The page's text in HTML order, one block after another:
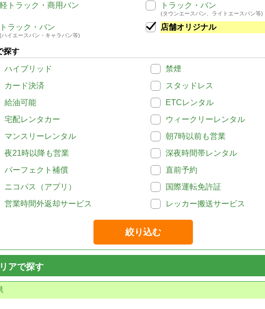
軽トラック・商用バン
トラック・バン
(タウンエースバン、ライトエースバン等)
トラック・バン
(ハイエースバン・キャラバン等)
店舗オリジナル
探す
ハイブリッド
禁煙
カード決済
スタッドレス
給油可能
ETCレンタル
宅配レンタカー
ウィークリーレンタル
マンスリーレンタル
朝7時以前も営業
夜21時以降も営業
深夜時間帯レンタル
パーフェクト補償
直前予約
ニコパス（アプリ）
国際運転免許証
営業時間外返却サービス
レッカー搬送サービス
絞り込む
アで探す